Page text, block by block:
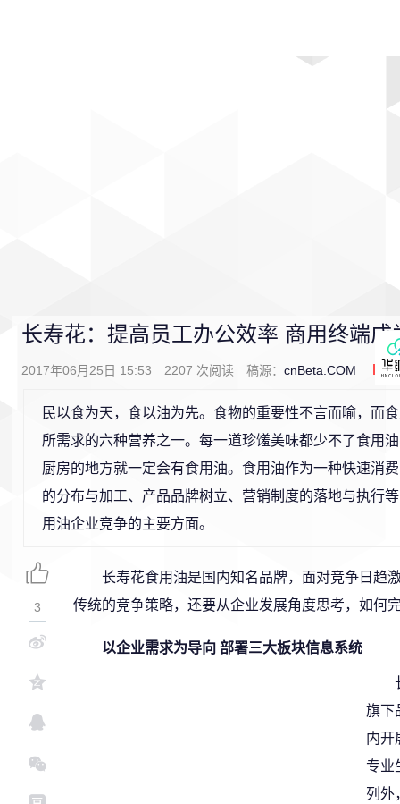
长寿花：提高员工办公效率 商用终端
2017年06月25日 15:53 2207 次阅读 稿源： cnBeta.COM 0
民以食为天，食以油为先。食物的重要性不言而喻，而
所需求的六种营养之一。每一道珍馐美味都少不了食用
厨房的地方就一定会有食用油。食用油作为一种快速消
的分布与加工、产品品牌树立、营销制度的落地与执行
用油企业竞争的主要方面。
长寿花食用油是国内知名品牌，面对竞争日趋
传统的竞争策略，还要从企业发展角度思考，如何
以企业需求为导向 部署三大板块信息系统
旗下
内开
专业
列外
3